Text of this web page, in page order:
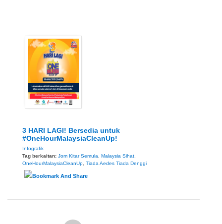
3 HARI LAGI! Bersedia untuk
#OneHourMalaysiaCleanUp!
Infografik
Tag berkaitan: Jom Kitar Semula Malaysia Sihat
OneHourMalaysiaCleanUp Tiada Aedes Tiada Denggi